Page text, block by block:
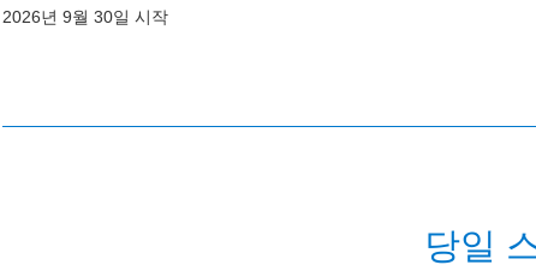
2026년 9월 30일 시작
당일